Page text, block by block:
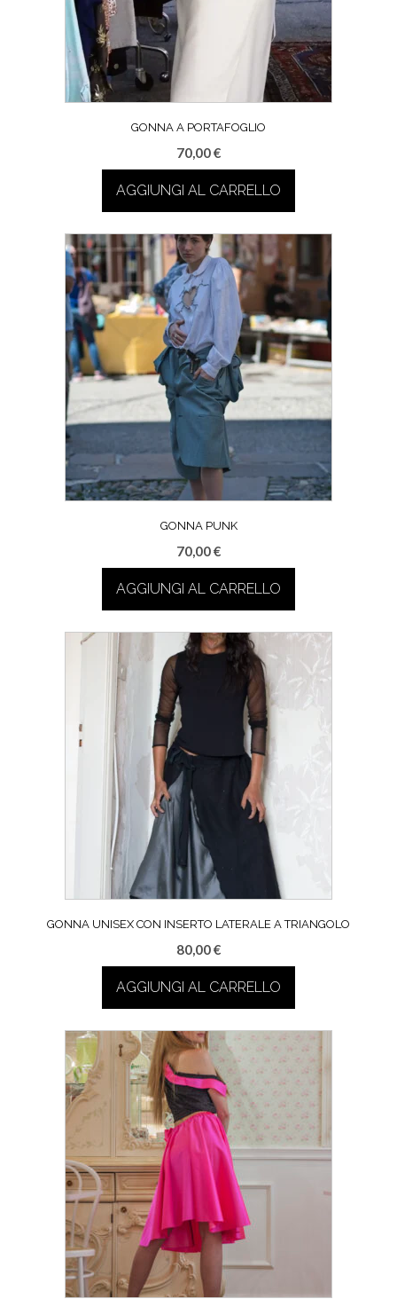
GONNA A PORTAFOGLIO
70,00€
AGGIUNGI AL CARRELLO
GONNA PUNK
70,00€
AGGIUNGI AL CARRELLO
GONNA UNISEX CON INSERTO LATERALE A TRIANGOLO
80,00€
AGGIUNGI AL CARRELLO